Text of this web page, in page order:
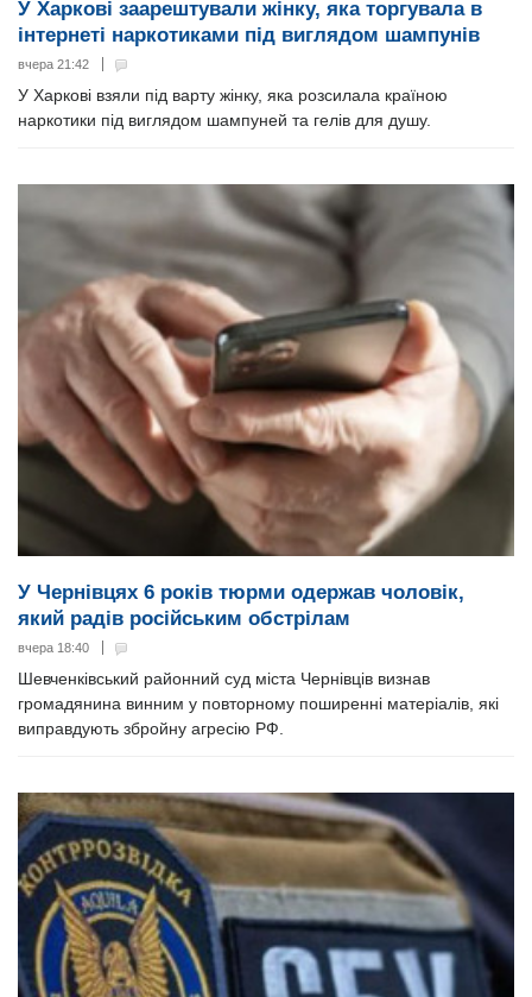
У Харкові заарештували жінку, яка торгувала в
інтернеті наркотиками під виглядом шампунів
вчера 21:42
У Харкові взяли під варту жінку, яка розсилала країною
наркотики під виглядом шампуней та гелів для душу.
У Чернівцях 6 років тюрми одержав чоловік,
який радів російським обстрілам
вчера 18:40
Шевченківський районний суд міста Чернівців визнав
громадянина винним у повторному поширенні матеріалів, які
виправдують збройну агресію РФ.